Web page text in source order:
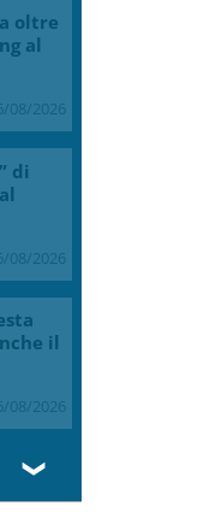
oltre
al
08/2026
di
08/2026
il
08/2026
❯